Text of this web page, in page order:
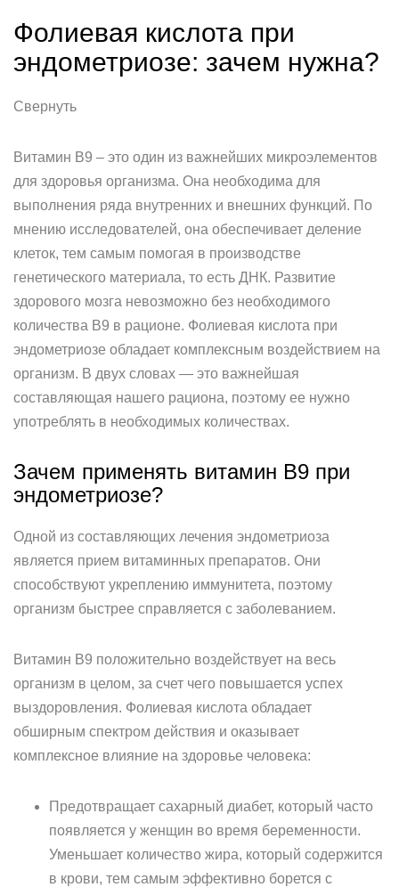
Фолиевая кислота при
эндометриозе: зачем нужна?
Свернуть
Витамин B9 – это один из важнейших микроэлементов
для здоровья организма. Она необходима для
выполнения ряда внутренних и внешних функций. По
мнению исследователей, она обеспечивает деление
клеток, тем самым помогая в производстве
генетического материала, то есть ДНК. Развитие
здорового мозга невозможно без необходимого
количества B9 в рационе. Фолиевая кислота при
эндометриозе обладает комплексным воздействием на
организм. В двух словах — это важнейшая
составляющая нашего рациона, поэтому ее нужно
употреблять в необходимых количествах.
Зачем применять витамин B9 при
эндометриозе?
Одной из составляющих лечения эндометриоза
является прием витаминных препаратов. Они
способствуют укреплению иммунитета, поэтому
организм быстрее справляется с заболеванием.
Витамин B9 положительно воздействует на весь
организм в целом, за счет чего повышается успех
выздоровления. Фолиевая кислота обладает
обширным спектром действия и оказывает
комплексное влияние на здоровье человека:
Предотвращает сахарный диабет, который часто
появляется у женщин во время беременности.
Уменьшает количество жира, который содержится
в крови, тем самым эффективно борется с